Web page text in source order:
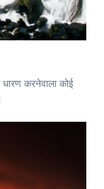
करनेवाला कोई